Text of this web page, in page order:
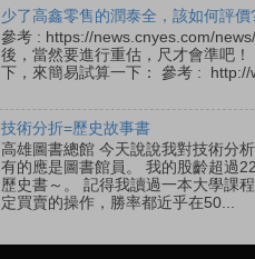
少了高鑫零售的潤泰全，該如何評價
參考 : https://news.cnyes.com/
後，當然要進行重估，尺才會準吧
下，來簡易試算一下： 參考 : http://
技術分折=歷史故事書
高雄圖書總館 今天說說我對技術分
有的應是圖書館員。 我的股齡超過
歷史書～。 記得我讀過一本大學課
定買賣的操作，勝率都近乎在50...